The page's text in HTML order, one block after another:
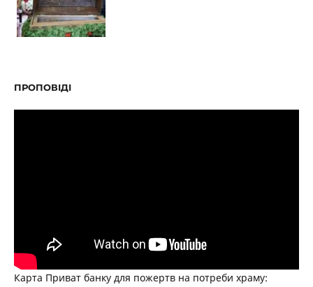
ПРОПОВІДІ
Карта Приват банку для пожертв на потреби храму: